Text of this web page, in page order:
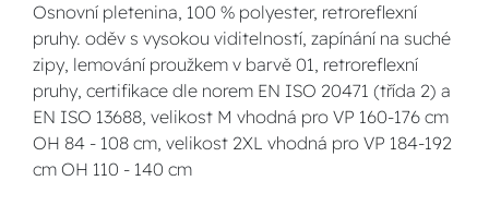
Osnovní pletenina, 100 % polyester, retroreflexní
pruhy. oděv s vysokou viditelností, zapínání na suché
zipy, lemování proužkem v barvě 01, retroreflexní
pruhy, certifikace dle norem EN ISO 20471 (třída 2) a
EN ISO 13688, velikost M vhodná pro VP 160-176 cm
OH 84 - 108 cm, velikost 2XL vhodná pro VP 184-192
cm OH 110 - 140 cm